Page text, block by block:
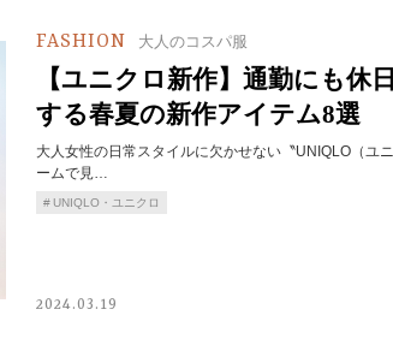
FASHION 大人のコスパ服
【ユニクロ新作】通勤にも休
する春夏の新作アイテム8選
大人女性の日常スタイルに欠かせない〝UNIQLO（ユ
ームで見…
UNIQLO・ユニクロ
2024.03.19